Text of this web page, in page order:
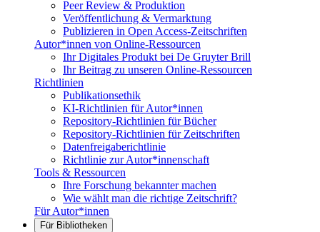
Peer Review & Produktion
Veröffentlichung & Vermarktung
Publizieren in Open Access-Zeitschriften
Autor*innen von Online-Ressourcen
Ihr Digitales Produkt bei De Gruyter Brill
Ihr Beitrag zu unseren Online-Ressourcen
Richtlinien
Publikationsethik
KI-Richtlinien für Autor*innen
Repository-Richtlinien für Bücher
Repository-Richtlinien für Zeitschriften
Datenfreigaberichtlinie
Richtlinie zur Autor*innenschaft
Tools & Ressourcen
Ihre Forschung bekannter machen
Wie wählt man die richtige Zeitschrift?
Für Autor*innen
Für Bibliotheken